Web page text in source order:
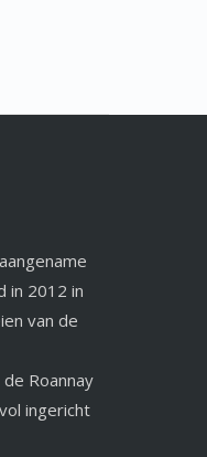
in 2012 in
van de
Roannay
ingericht